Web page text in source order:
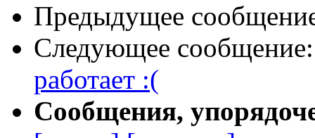
Предыдущее
Следующее
работает :(
Сообщения,